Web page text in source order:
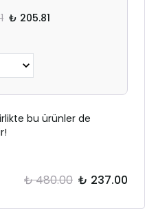
₺ 205.81
bu ürünler de
₺ 480.00 ₺ 237.00